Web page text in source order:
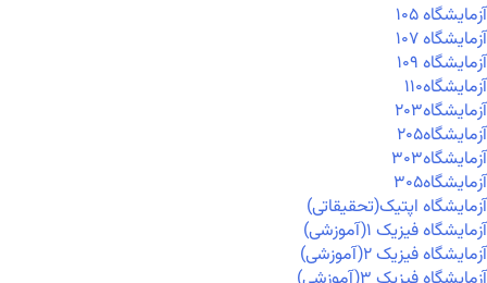
آزمايشگاه ۱۰۵
آزمايشگاه ۱۰۷
آزمايشگاه ۱۰۹
آزمايشگاه۱۱۰
آزمايشگاه۲۰۳
آزمايشگاه۲۰۵
آزمايشگاه۳۰۳
آزمايشگاه۳۰۵
آزمایشگاه اپتیک(تحقیقاتی)
آزمایشگاه فیزیک ۱(آموزشی)
آزمایشگاه فیزیک ۲(آموزشی)